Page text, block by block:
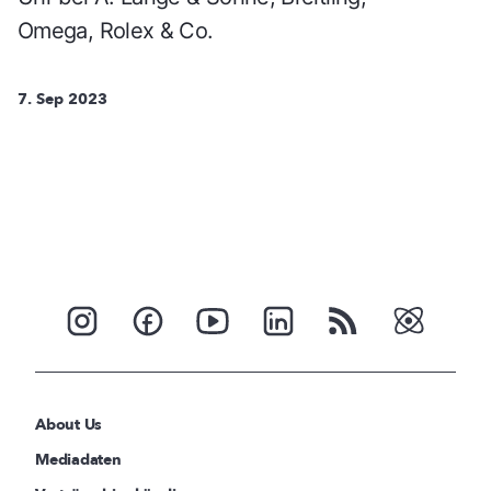
Omega, Rolex & Co.
7. Sep 2023
About Us
Mediadaten